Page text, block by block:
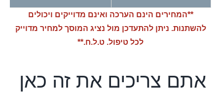
**המחירים הינם הערכה ואינם מדוייקים ויכולים
להשתנות. ניתן להתעדכן מול נציג המוסך למחיר מדוייק
לכל טיפול. ט.ל.ח.**
אתם צריכים את זה כאן